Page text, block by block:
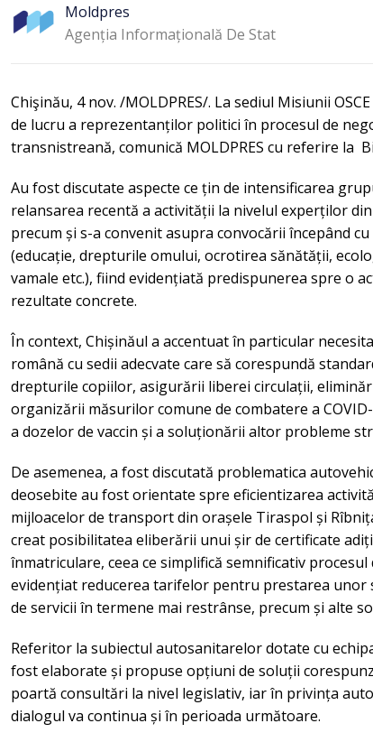
Moldpres
Agenția Informațională De Stat
Chişinău, 4 nov. /MOLDPRES/. La sediul Misiunii
de lucru a reprezentanților politici în procesul de
transnistreană, comunică MOLDPRES cu referire la
Au fost discutate aspecte ce țin de intensificarea
relansarea recentă a activității la nivelul experților
precum și s-a convenit asupra convocării începând
(educație, drepturile omului, ocrotirea sănătății,
vamale etc.), fiind evidențiată predispunerea spre o
rezultate concrete.
În context, Chișinăul a accentuat în particular
română cu sedii adecvate care să corespundă
drepturile copiilor, asigurării liberei circulații,
organizării măsurilor comune de combatere a
a dozelor de vaccin și a soluționării altor probleme
De asemenea, a fost discutată problematica
deosebite au fost orientate spre eficientizarea
mijloacelor de transport din orașele Tiraspol și
creat posibilitatea eliberării unui șir de certificate
înmatriculare, ceea ce simplifică semnificativ
evidențiat reducerea tarifelor pentru prestarea unor
de servicii în termene mai restrânse, precum și alte
Referitor la subiectul autosanitarelor dotate cu
fost elaborate și propuse opțiuni de soluții
poartă consultări la nivel legislativ, iar în privința
dialogul va continua și în perioada următoare.